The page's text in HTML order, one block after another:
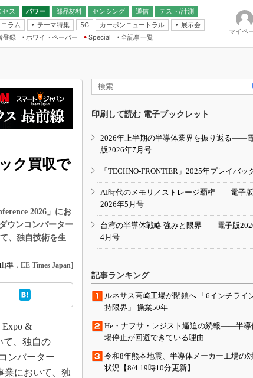
セス パワー 部品材料 センシング
通信
無線
テスト/計測
コラム
テーマ特集
）
5G カーボンニュートラル
展示会
IoT・エッジコンピューティング
EXPO
EdgeTech＋
TECHNO-FRONTIER
人とくるま展
登録 ホワイトペーパー
Special
全記事一覧
マイペ
ク買収で
2026」にお
ウンコンバーター
、独自技術を生
準 ， EE Times Japan]
&
て、独自の
ンバーター
業において、独
印刷して読む 電子ブックレット
2026年上半期の半導体業界を振り返る――
版2026年7月号
「TECHNO-FRONTIER」2025年プレイバッ
AI時代のメモリ／ストレージ覇権――電子版
2026年5月号
台湾の半導体戦略 強みと限界――電子版
4月号
記事ランキング
ルネサス高崎工場が閉鎖へ 「6インチライ
持限界」 操業50年
He・ナフサ・レジスト逼迫の続報――半導
場停止が回避できている理由
令和8年熊本地震、半導体メーカー工場の
状況【8/4 19時10分更新】